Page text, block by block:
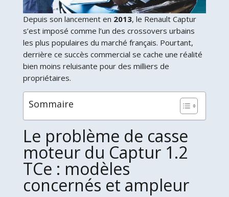
Depuis son lancement en 2013, le Renault Captur
s’est imposé comme l’un des crossovers urbains
les plus populaires du marché français. Pourtant,
derrière ce succès commercial se cache une réalité
bien moins reluisante pour des milliers de
propriétaires.
Sommaire
Le problème de casse
moteur du Captur 1.2
TCe : modèles
concernés et ampleur